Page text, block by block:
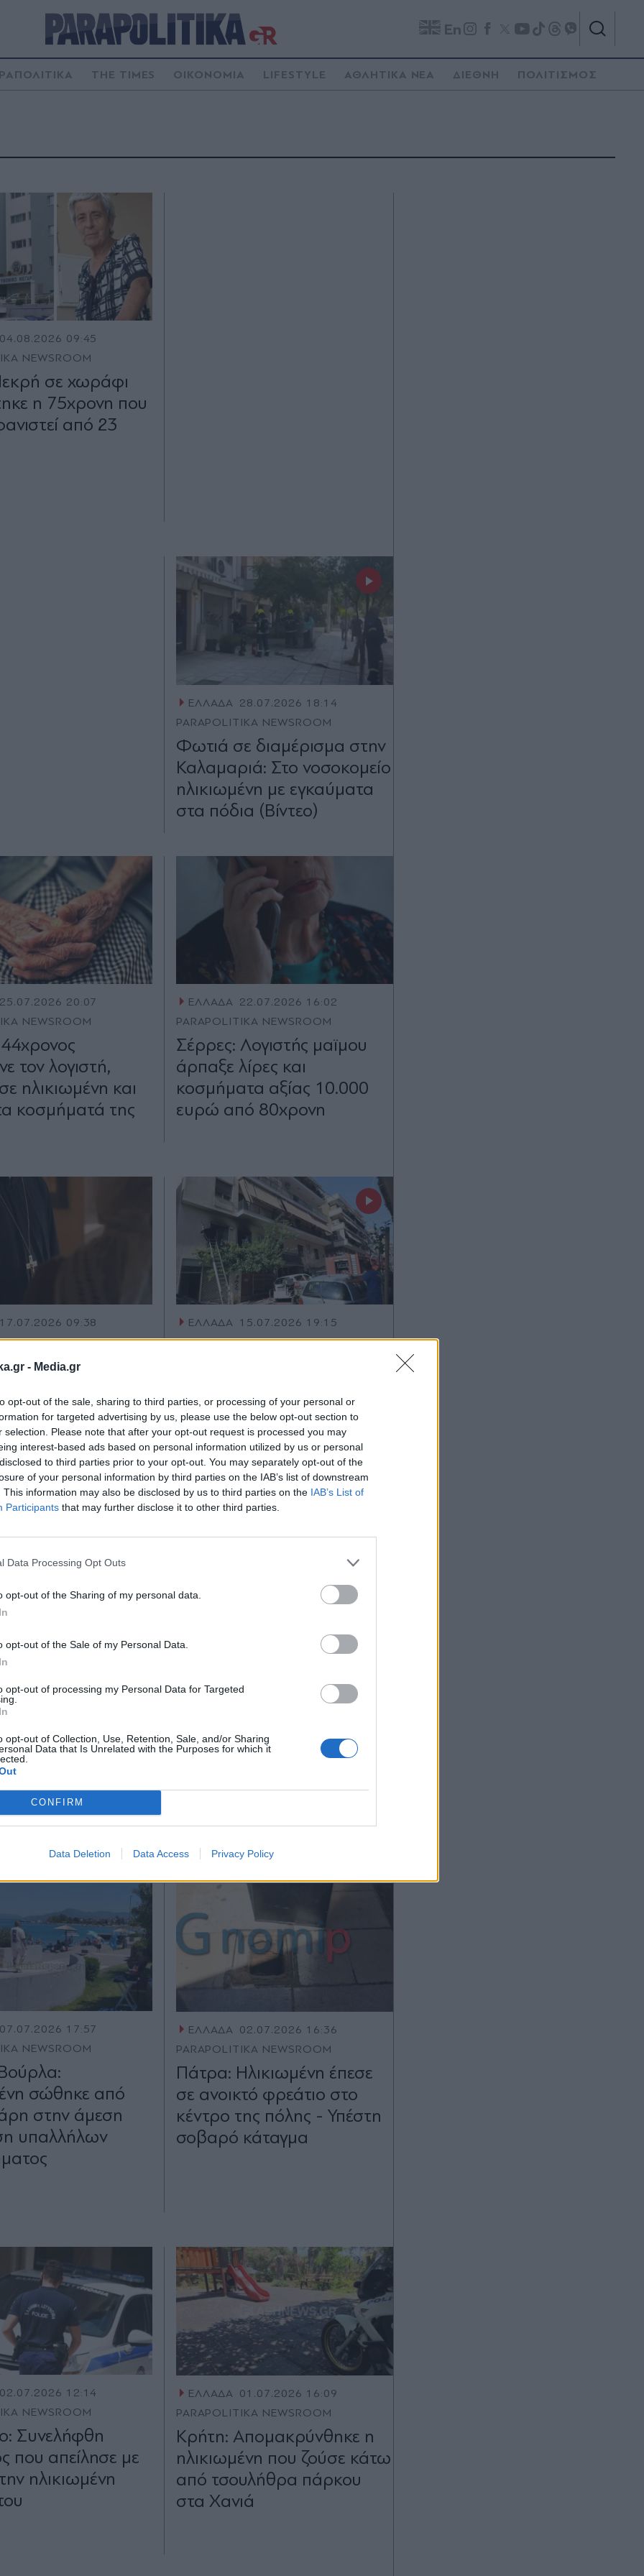
- Media.gr
opt-out of the sale, sharing to third parties, or processing of your personal or
for targeted advertising by us, please use the below opt-out section to
selection. Please note that after your opt-out request is processed you may
interest-based ads based on personal information utilized by us or personal
to third parties prior to your opt-out. You may separately opt-out of the
of your personal information by third parties on the IAB’s list of downstream
This information may also be disclosed by us to third parties on the IAB’s List of
Participants that may further disclose it to other third parties.
Data Processing Opt Outs
opt-out of the Sharing of my personal data.
opt-out of the Sale of my Personal Data.
opt-out of processing my Personal Data for Targeted
opt-out of Collection, Use, Retention, Sale, and/or Sharing
Data that Is Unrelated with the Purposes for which it
CONFIRM
Data Deletion Data Access Privacy Policy
En
THE TIMES ΟΙΚΟΝΟΜΙΑ LIFESTYLE ΑΘΛΗΤΙΚΑ ΝΕΑ ΔΙΕΘΝΗ ΠΟΛΙΤΙΣΜΟΣ
04.08.2026 09:45
NEWSROOM
σε χωράφι
η 75χρονη που
από 23
ΕΛΛΑΔΑ 28.07.2026 18:14
PARAPOLITIKA NEWSROOM
Φωτιά σε διαμέρισμα στην
Καλαμαριά: Στο νοσοκομείο
ηλικιωμένη με εγκαύματα
στα πόδια (Βίντεο)
25.07.2026 20:07
NEWSROOM
τον λογιστή,
ηλικιωμένη και
κοσμήματά της
ΕΛΛΑΔΑ 22.07.2026 16:02
PARAPOLITIKA NEWSROOM
Σέρρες: Λογιστής μαϊμου
άρπαξε λίρες και
κοσμήματα αξίας 10.000
ευρώ από 80χρονη
17.07.2026 09:38
NEWSROOM
την
εναγκαλισμού
η Μαρία από το
δε με θυμάσαι;"
ΕΛΛΑΔΑ 15.07.2026 19:15
PARAPOLITIKA NEWSROOM
φονική φωτιά σε
διαμέρισμα, με θύμα μια
ηλικιωμένη και σοβαρά
τραυματία τον σύζυγό της
(Εικόνες & Βίντεο)
13.07.2026 23:57
NEWSROOM
μπέρδεψε
αποσκευών με
διάδρομο και
στο χώρο
ΕΛΛΑΔΑ 09.07.2026 16:32
PARAPOLITIKA NEWSROOM
Βούλα: Χειροπέδες σε
50χρονο για τηλεφωνική
71χρονη - Προσποιήθηκε
07.07.2026 17:57
NEWSROOM
σώθηκε από
στην άμεση
υπαλλήλων
ΕΛΛΑΔΑ 02.07.2026 16:36
PARAPOLITIKA NEWSROOM
Πάτρα: Ηλικιωμένη έπεσε
σε ανοικτό φρεάτιο στο
κέντρο της πόλης - Υπέστη
σοβαρό κάταγμα
02.07.2026 12:14
NEWSROOM
Συνελήφθη
που απείλησε με
ηλικιωμένη
ΕΛΛΑΔΑ 01.07.2026 16:09
PARAPOLITIKA NEWSROOM
Κρήτη: Απομακρύνθηκε η
ηλικιωμένη που ζούσε κάτω
από τσουλήθρα πάρκου
στα Χανιά
newsletter
Αποδέχομαι τουςόρους χρήσης